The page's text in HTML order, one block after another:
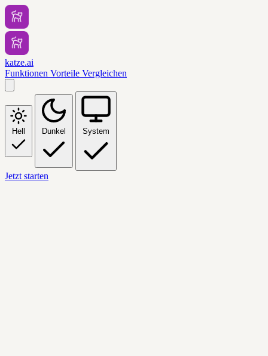
katze.ai
Funktionen Vorteile Vergleichen
Hell Dunkel System
Jetzt starten